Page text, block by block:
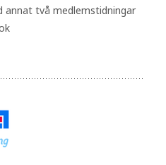
annat två medlemstidningar